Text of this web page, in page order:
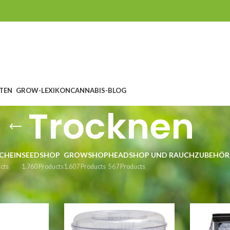
GROW-LEXIKONCANNABIS-BLOG
Trocknen
SEEDSHOP
1.760 Products
GROWSHOP
1.607 Products
HEADSHOP UND RAUCHZUBEHÖR
567 Products